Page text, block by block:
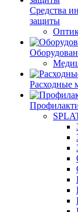
Средства
защиты
Расходные